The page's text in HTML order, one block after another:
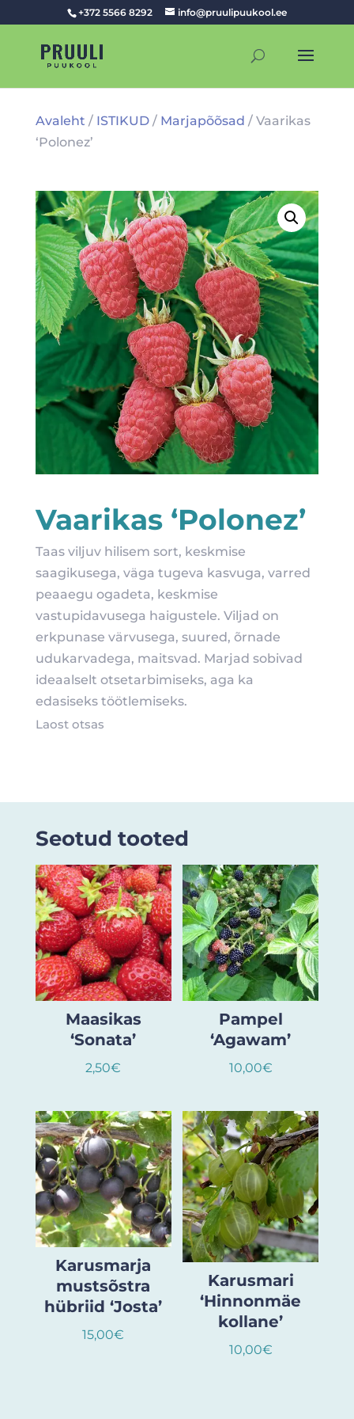
+372 5566 8292 info@pruulipuukool.ee
Avaleht / ISTIKUD/ Marjapõõsad / Vaarikas
‘Polonez’
Vaarikas ‘Polonez’
Taas viljuv hilisem sort, keskmise
saagikusega, väga tugeva kasvuga, varred
peaaegu ogadeta, keskmise
vastupidavusega haigustele. Viljad on
erkpunase värvusega, suured, õrnade
udukarvadega, maitsvad. Marjad sobivad
ideaalselt otsetarbimiseks, aga ka
edasiseks töötlemiseks.
Laost otsas
Seotud tooted
Maasikas
‘Sonata’
2,50€
Pampel
‘Agawam’
10,00€
Karusmarja
mustsõstra
hübriid ‘Josta’
15,00€
Karusmari
‘Hinnonmäe
kollane’
10,00€